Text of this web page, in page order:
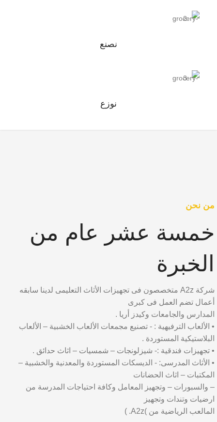
نصنع
نوزع
من نحن
خمسة عشر عام من
الخبرة
شركة A2z متخصصون فى تجهيزات الأثاث التعليمى لدينا سابقه
أعمال تضم العمل فى كبرى
المدارس والجامعات وكيدز أريا .
• الألعاب الترفيهية : - تصنيع مجمعات الألعاب الخشبية – الألعاب
البلاستيكية المستوردة .
• تجهيزات فندقية :- شيزلونجات – شمسيات – اثاث حدائق .
• الأثاث المدرسى: - الديسكات المستوردة والمعدنية والخشبية –
المكتبات – اثاث الحضانات
– والسبورات – وتجهيز المعامل وكافة احتياجات المدرسة من
ارضيات وتندات وتجهيز
المالعب الرياضية من )A2z. )